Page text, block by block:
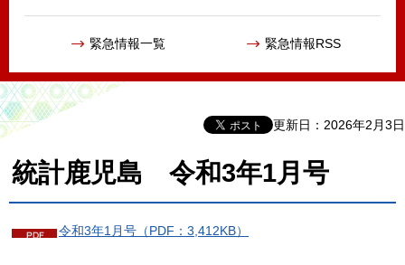
緊急情報一覧 緊急情報RSS
更新日：2026年2月3日
統計鹿児島 令和3年1月号
令和3年1月号（PDF：3,412KB）